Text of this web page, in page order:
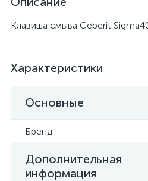
Клавиша смыва Geberit
Характеристики
Основные
Бренд
Дополнительная
информация